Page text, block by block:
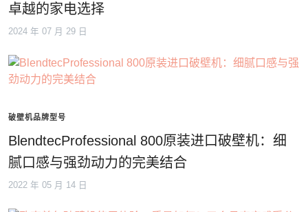
卓越的家电选择
2024 年 07 月 29 日
破壁机品牌型号
BlendtecProfessional 800原装进口破壁机：细
腻口感与强劲动力的完美结合
2022 年 05 月 14 日